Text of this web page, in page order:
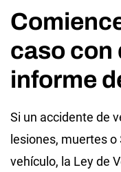
caso con
informe
Si un accidente de
lesiones, muertes o
vehículo, la Ley de